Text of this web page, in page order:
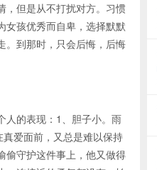
，但是从不打扰对方。习惯
女孩优秀而自卑，选择默默
。到那时，只会后悔，后悔
人的表现：1、胆子小。雨
爱面前，又总是难以保持
偷守护这件事上，他又做得